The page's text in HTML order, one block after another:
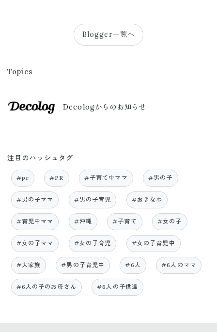
Blogger一覧へ
Topics
Decologからのお知らせ
注目のハッシュタグ
#pr #PR #子育て中ママ #男の子
#男の子ママ #男の子育児 #おきなわ
#育児中ママ #沖縄 #子育て #女の子
#女の子ママ #女の子育児 #女の子育児中
#大家族 #男の子育児中 #6人 #6人のママ
#6人の子のお母さん #6人の子供達